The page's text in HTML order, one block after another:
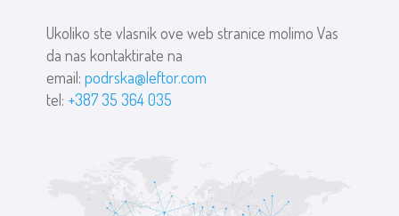
Ukoliko ste vlasnik ove web stranice molimo Vas
da nas kontaktirate na
email:podrska@leftor.com
tel: +387 35 364 035